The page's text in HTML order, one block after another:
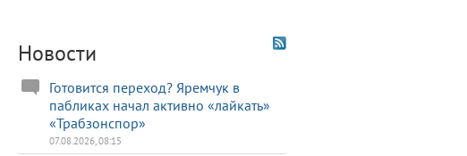
Новости
Готовится переход? Яремчук в
пабликах начал активно «лайкать»
«Трабзонспор»
07.08.2026, 08:15